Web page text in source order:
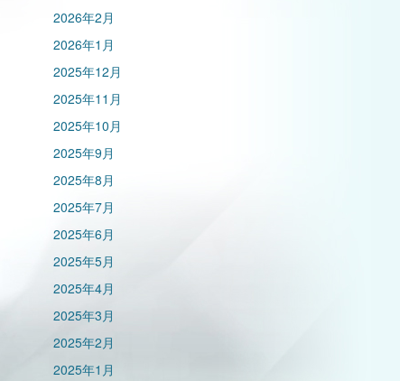
2026年2月
2026年1月
2025年12月
2025年11月
2025年10月
2025年9月
2025年8月
2025年7月
2025年6月
2025年5月
2025年4月
2025年3月
2025年2月
2025年1月